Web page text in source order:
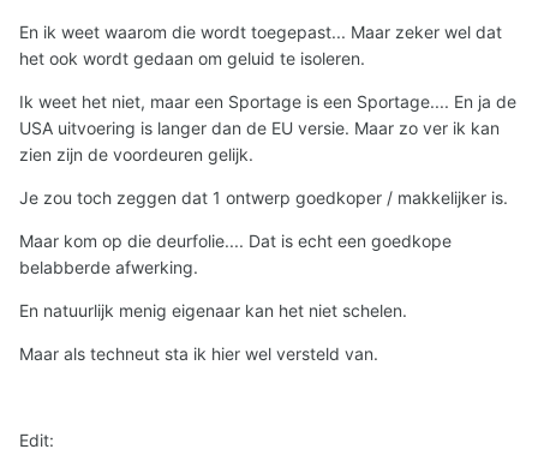
dit zijn technisch heel verschillende deuren...
En ik weet waarom die wordt toegepast... Maar zeker wel dat
het ook wordt gedaan om geluid te isoleren.
Ik weet het niet, maar een Sportage is een Sportage.... En ja de
USA uitvoering is langer dan de EU versie. Maar zo ver ik kan
zien zijn de voordeuren gelijk.
Je zou toch zeggen dat 1 ontwerp goedkoper / makkelijker is.
Maar kom op die deurfolie.... Dat is echt een goedkope
belabberde afwerking.
En natuurlijk menig eigenaar kan het niet schelen.
Maar als techneut sta ik hier wel versteld van.
Edit: